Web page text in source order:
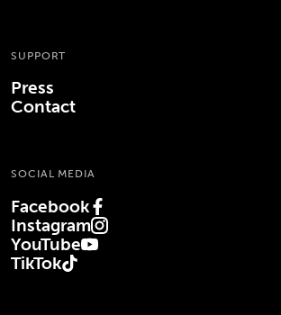
SUPPORT
Press
Contact
SOCIAL MEDIA
Facebook
(Opens in new tab)
Instagram
(Opens in new tab)
YouTube
(Opens in new tab)
TikTok
(Opens in new tab)